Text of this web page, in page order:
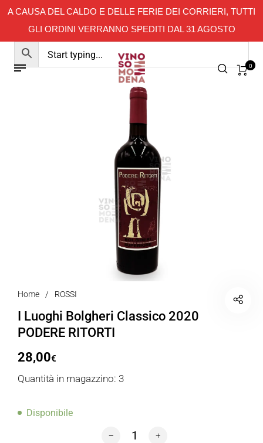
A CAUSA DEL CALDO E DELLE FERIE DEI CORRIERI, TUTTI
GLI ORDINI VERRANNO SPEDITI DAL 31 AGOSTO
0
Home / ROSSI
I Luoghi Bolgheri Classico 2020
PODERE RITORTI
28,00€
Quantità in magazzino: 3
Disponibile
I Luoghi Bolgheri Classico 2020